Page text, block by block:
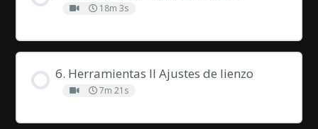
18m 3s
6. Herramientas II Ajustes de lienzo
7m 21s